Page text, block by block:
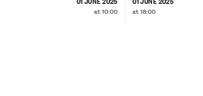
at 10:00 at 18:00